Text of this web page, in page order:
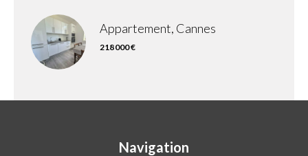
Appartement, Cannes
218 000 €
Navigation